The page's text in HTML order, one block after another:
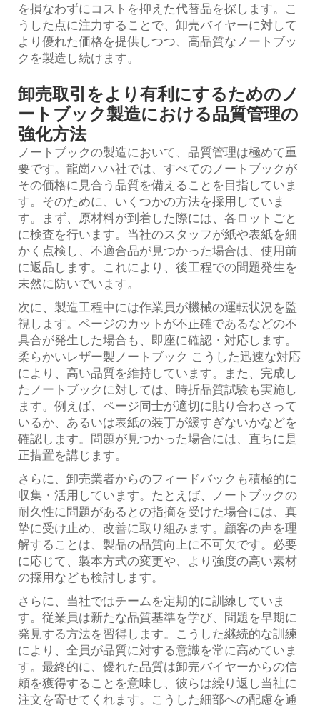
を損なわずにコストを抑えた代替品を探します。こ
うした点に注力することで、卸売バイヤーに対して
より優れた価格を提供しつつ、高品質なノートブッ
クを製造し続けます。
卸売取引をより有利にするためのノ
ートブック製造における品質管理の
強化方法
ノートブックの製造において、品質管理は極めて重
要です。龍崗ハハ社では、すべてのノートブックが
その価格に見合う品質を備えることを目指していま
す。そのために、いくつかの方法を採用していま
す。まず、原材料が到着した際には、各ロットごと
に検査を行います。当社のスタッフが紙や表紙を細
かく点検し、不適合品が見つかった場合は、使用前
に返品します。これにより、後工程での問題発生を
未然に防いでいます。
次に、製造工程中には作業員が機械の運転状況を監
視します。ページのカットが不正確であるなどの不
具合が発生した場合も、即座に確認・対応します。
柔らかいレザー製ノートブック こうした迅速な対応
により、高い品質を維持しています。また、完成し
たノートブックに対しては、時折品質試験も実施し
ます。例えば、ページ同士が適切に貼り合わさって
いるか、あるいは表紙の装丁が緩すぎないかなどを
確認します。問題が見つかった場合には、直ちに是
正措置を講じます。
さらに、卸売業者からのフィードバックも積極的に
収集・活用しています。たとえば、ノートブックの
耐久性に問題があるとの指摘を受けた場合には、真
摯に受け止め、改善に取り組みます。顧客の声を理
解することは、製品の品質向上に不可欠です。必要
に応じて、製本方式の変更や、より強度の高い素材
の採用なども検討します。
さらに、当社ではチームを定期的に訓練していま
す。従業員は新たな品質基準を学び、問題を早期に
発見する方法を習得します。こうした継続的な訓練
により、全員が品質に対する意識を常に高めていま
す。最終的に、優れた品質は卸売バイヤーからの信
頼を獲得することを意味し、彼らは繰り返し当社に
注文を寄せてくれます。こうした細部への配慮を通